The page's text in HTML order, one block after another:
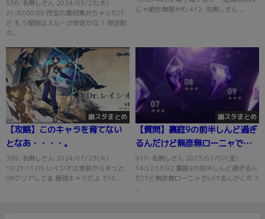
536: 名無しさん 2024/05/23(木)
21:30:00.89 符玄の素材集めちゃったけ
ど もう復刻はスルーが安定かな？ 限定耐
久...
じゃ絶対無理やわ 412: 名無しさん ...
崩スタまとめ
【攻略】このキャラを育てない
となあ・・・・。
368: 名無しさん 2024/07/23(火)
19:21:11.05 レイシオは実装からずっと
0Rクリアしてる 最強キャラだよ 374:...
崩スタまとめ
【質問】裏庭9の前半しんど過ぎ
るんだけど無彦無ローニャでい
けるんかこれ？
911: 名無しさん 2023/07/07(金)
14:12:16.92 裏庭9の前半しんど過ぎるん
だけど無彦無ローニャでいけるんかこれ？
...